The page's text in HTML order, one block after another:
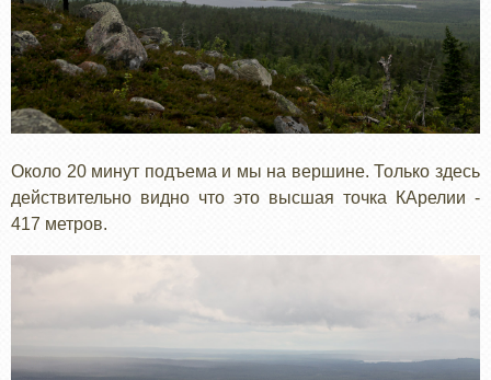
Около 20 минут подъема и мы на вершине. Только здесь
действительно видно что это высшая точка КАрелии -
417 метров.